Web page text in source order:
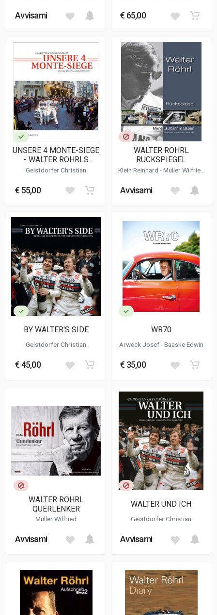
Avvisami € 65,00
UNSERE 4 MONTE-SIEGE
- WALTER ROHRLS
MEISTERSTUCK
Geistdorfer Christian
€ 55,00
WALTER ROHRL
RUCKSPIEGEL
Klein Reinhard -Muller Wilfried
Avvisami
BY WALTER'S SIDE
Geistdorfer Christian
€ 45,00
WR70
Arweck Josef -Baaske Edwin
€ 35,00
WALTER ROHRL
QUERLENKER
Muller Wilfried
Avvisami
WALTER UND ICH
Geistdorfer Christian
Avvisami